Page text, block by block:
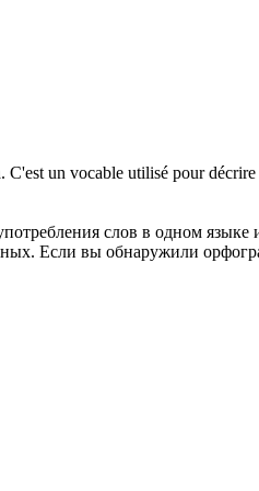
C'est un vocable utilisé pour
слов в одном языке
Если вы обнаружили